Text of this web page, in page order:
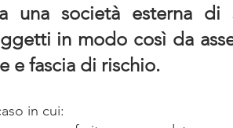
una società esterna di
in modo così da
e fascia di rischio.
in cui: